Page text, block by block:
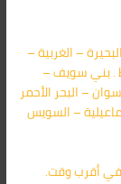
– الغربية –
. بني سويف –
– البحر الأحمر
– السويس
في أقرب وقت.